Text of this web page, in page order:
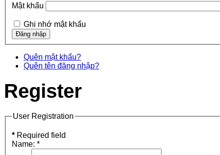
Mật khẩu
Ghi nhớ mật khẩu
Quên mật khẩu?
Quên tên đăng nhập?
Register
User Registration
* Required field
Name: *